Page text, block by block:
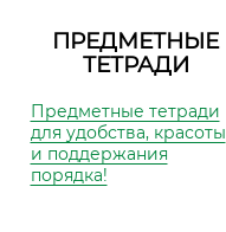
ПРЕДМЕТНЫЕ
ТЕТРАДИ
Предметные тетради
для удобства, красоты
и поддержания
порядка!